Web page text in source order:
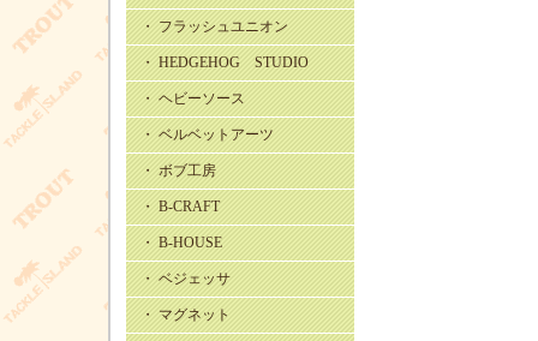
・ フラッシュユニオン
・ HEDGEHOG STUDIO
・ ヘビーソース
・ ベルベットアーツ
・ ボブ工房
・ B-CRAFT
・ B-HOUSE
・ ベジェッサ
・ マグネット